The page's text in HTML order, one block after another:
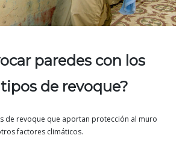
paredes con los
de revoque?
de revoque que aportan protección al muro
factores climáticos.